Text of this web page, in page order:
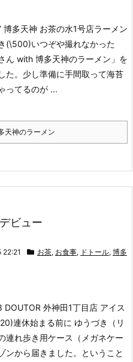
多天神 お茶の水1号店ラーメン
(\500)いつぞや撮れなかった
ん with 博多天神のラーメン」を
た。少し準備に手間取って海苔
ってるのが ...
天神のラーメン
ビュー
お茶, お食事, ドトール, 博多
外神田1丁目店 アイス
連休始まる前に ゆうづき（リ
連れ歩き用ケース（メガネケー
ンから届きました。ということ